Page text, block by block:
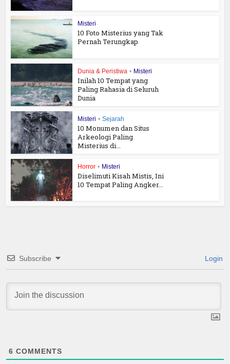
Misteri
10 Foto Misterius yang Tak
Pernah Terungkap
Dunia & Peristiwa • Misteri
Inilah 10 Tempat yang
Paling Rahasia di Seluruh
Dunia
Misteri • Sejarah
10 Monumen dan Situs
Arkeologi Paling
Misterius di...
Horror • Misteri
Diselimuti Kisah Mistis, Ini
10 Tempat Paling Angker...
Subscribe Login
6 COMMENTS